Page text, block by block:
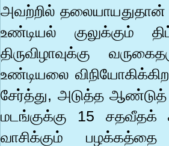
அவற்றில்
உண்டியல் குலுக்கும்
திருவிழாவுக்கு
உண்டியலை
சேர்த்து, அடுத்த
மடங்குக்கு 15 சதவீதக்
வாசிக்கும்